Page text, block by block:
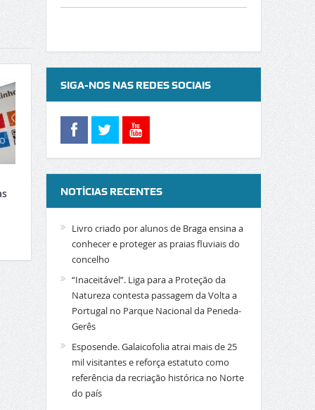
SIGA-NOS NAS REDES SOCIAIS
NOTÍCIAS RECENTES
Livro criado por alunos de Braga ensina a
conhecer e proteger as praias fluviais do
concelho
“Inaceitável”. Liga para a Proteção da
Natureza contesta passagem da Volta a
Portugal no Parque Nacional da Peneda-
Gerês
Esposende. Galaicofolia atrai mais de 25
mil visitantes e reforça estatuto como
referência da recriação histórica no Norte
do país